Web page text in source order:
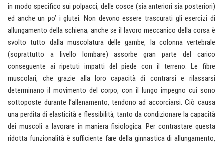
in modo specifico sui polpacci, delle cosce (sia anteriori sia posteriori)
ed anche un po’ i glutei. Non devono essere trascurati gli esercizi di
allungamento della schiena; anche se il lavoro meccanico della corsa è
svolto tutto dalla muscolatura delle gambe, la colonna vertebrale
(soprattutto a livello lombare) assorbe gran parte del carico
conseguente ai ripetuti impatti del piede con il terreno. Le fibre
muscolari, che grazie alla loro capacità di contrarsi e rilassarsi
determinano il movimento del corpo, con il lungo impegno cui sono
sottoposte durante l’allenamento, tendono ad accorciarsi. Ciò causa
una perdita di elasticità e flessibilità, tanto da condizionare la capacità
dei muscoli a lavorare in maniera fisiologica. Per contrastare questa
ridotta funzionalità è sufficiente fare della ginnastica di allungamento,